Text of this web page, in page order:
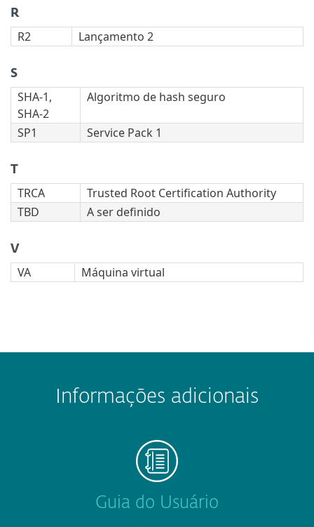
R
R2 Lançamento 2
S
SHA-1,
SHA-2
Algoritmo de hash seguro
SP1 Service Pack 1
T
TRCA
Trusted Root Certification Authority
TBD
A ser definido
V
VA Máquina virtual
Informações adicionais
Guia do Usuário